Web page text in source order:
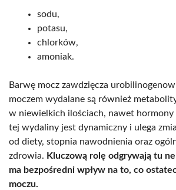
sodu,
potasu,
chlorków,
amoniak.
Barwę mocz zawdzięcza
moczem wydalane są również
w niewielkich ilościach, nawet hormony
tej wydaliny jest dynamiczny i ulega
od diety, stopnia nawodnienia oraz
zdrowia. Kluczową rolę odgrywają tu
ma bezpośredni wpływ na to, co
moczu.